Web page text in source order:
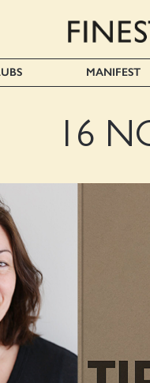
MANIFEST
16